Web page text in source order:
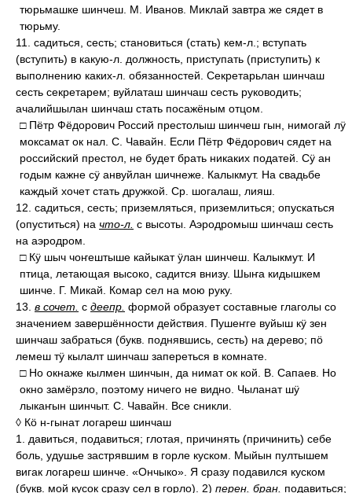
тюрьмашке шинчеш. М. Иванов. Миклай завтра же сядет в
тюрьму.
11. садиться, сесть; становиться (стать) кем-л.; вступать
(вступить) в какую-л. должность, приступать (приступить) к
выполнению каких-л. обязанностей. Секретарьлан шинчаш
сесть секретарем; вуйлаташ шинчаш сесть руководить;
ачалийшылан шинчаш стать посажёным отцом.
□ Пётр Фёдорович Россий престолыш шинчеш гын, нимогай лӱ
моксамат ок нал. С. Чавайн. Если Пётр Фёдорович сядет на
российский престол, не будет брать никаких податей. Сӱ ан
годым кажне сӱ анвуйлан шичнеже. Калыкмут. На свадьбе
каждый хочет стать дружкой. Ср. шогалаш, лияш.
12. садиться, сесть; приземляться, приземлиться; опускаться
(опуститься) на что-л. с высоты. Аэродромыш шинчаш сесть
на аэродром.
□ Кӱ шыч чоҥештыше кайыкат ӱлан шинчеш. Калыкмут. И
птица, летающая высоко, садится внизу. Шыҥа кидышкем
шинче. Г. Микай. Комар сел на мою руку.
13. в сочет. с деепр. формой образует составные глаголы со
значением завершённости действия. Пушеҥге вуйыш кӱ зен
шинчаш забраться (букв. поднявшись, сесть) на дерево; пӧ
лемеш тӱ кылалт шинчаш запереться в комнате.
□ Но окнаже кылмен шинчын, да нимат ок кой. В. Сапаев. Но
окно замёрзло, поэтому ничего не видно. Чыланат шӱ
лыкаҥын шинчыт. С. Чавайн. Все сникли.
◊ Кӧ н-гынат логареш шинчаш
1. давиться, подавиться; глотая, причинять (причинить) себе
боль, удушье застрявшим в горле куском. Мыйын пултышем
вигак логареш шинче. «Ончыко». Я сразу подавился куском
(букв. мой кусок сразу сел в горло). 2) перен. бран. подавиться;